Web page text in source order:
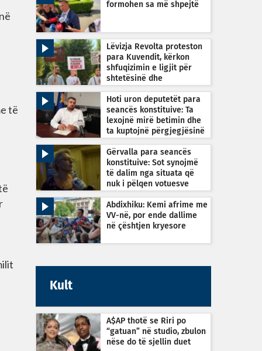
të
formohen sa më shpejtë
Lëvizja Revolta proteston
para Kuvendit, kërkon
shfuqizimin e ligjit për
shtetësinë dhe
Hoti uron deputetët para
seancës konstituive: Ta
lexojnë mirë betimin dhe
ta kuptojnë përgjegjësinë
Gërvalla para seancës
konstituive: Sot synojmë
të dalim nga situata që
nuk i pëlqen votuesve
Abdixhiku: Kemi afrime me
VV-në, por ende dallime
në çështjen kryesore
Kult
A$AP thotë se Riri po
“gatuan” në studio, zbulon
nëse do të sjellin duet